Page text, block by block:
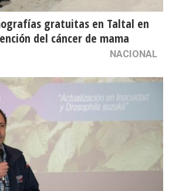
gratuitas en Taltal en
del cáncer de mama
NACIONAL